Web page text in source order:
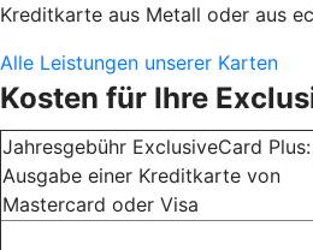
Kreditkarte aus Metall oder aus
Alle Leistungen unserer Karten
Kosten für Ihre
Jahresgebühr ExclusiveCard Plus:
Ausgabe einer Kreditkarte von
Mastercard oder Visa